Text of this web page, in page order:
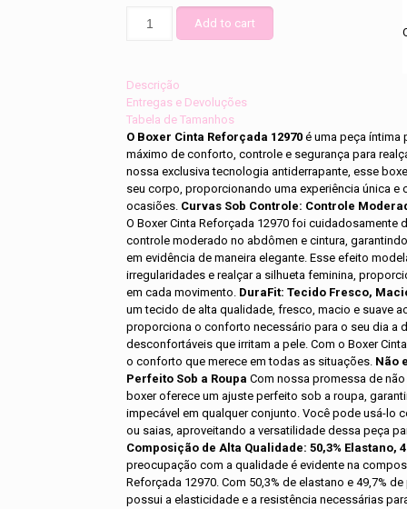
Cinta
quantity
Add to cart
Descrição
Entregas e Devoluções
Tabela de Tamanhos
O Boxer Cinta Reforçada 12970é uma peça íntima
máximo de conforto, controle e segurança para
nossa exclusiva tecnologia antiderrapante, esse
seu corpo, proporcionando uma experiência única e
ocasiões. Curvas Sob Controle: Controle
O Boxer Cinta Reforçada 12970 foi cuidadosamente
controle moderado no abdômen e cintura,
em evidência de maneira elegante. Esse efeito
irregularidades e realçar a silhueta feminina,
em cada movimento. DuraFit: Tecido Fresco,
um tecido de alta qualidade, fresco, macio e suave
proporciona o conforto necessário para o seu dia a
desconfortáveis que irritam a pele. Com o Boxer
o conforto que merece em todas as situações. Não
Perfeito Sob a Roupa Com nossa promessa de
boxer oferece um ajuste perfeito sob a roupa,
impecável em qualquer conjunto. Você pode usá-lo
ou saias, aproveitando a versatilidade dessa peça
Composição de Alta Qualidade: 50,3% Elastano,
preocupação com a qualidade é evidente na
Reforçada 12970. Com 50,3% de elastano e 49,7%
possui a elasticidade e a resistência necessárias